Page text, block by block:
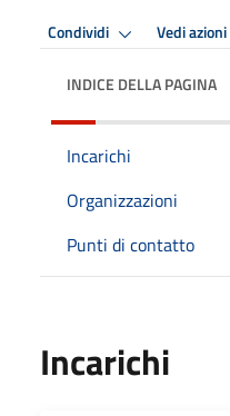
Condividi Vedi azioni
INDICE DELLA PAGINA
Incarichi
Organizzazioni
Punti di contatto
Incarichi